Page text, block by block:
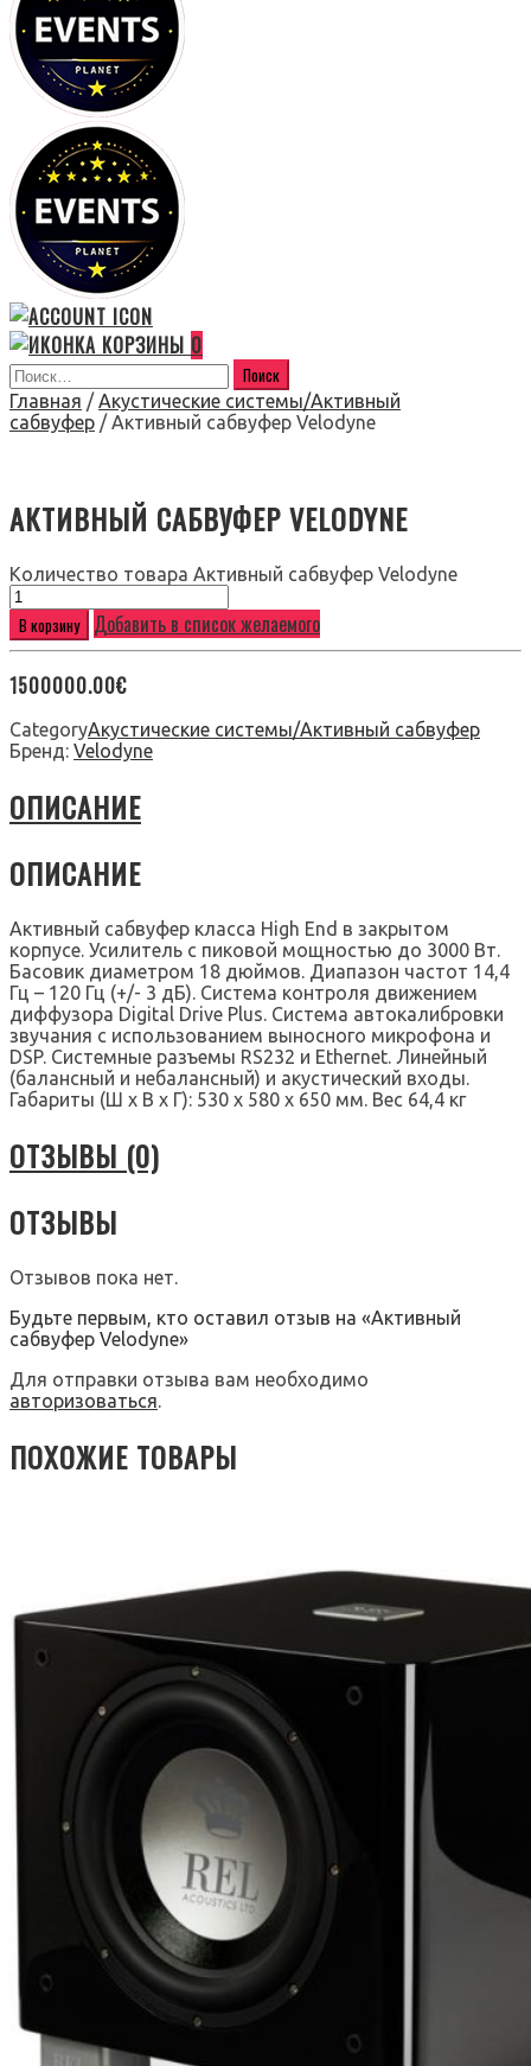
0
Главная / Акустические системы/Активный
сабвуфер / Активный сабвуфер Velodyne
АКТИВНЫЙ САБВУФЕР VELODYNE
Количество товара Активный сабвуфер Velodyne
В корзину Добавить в список желаемого
1500000.00€
CategoryАкустические системы/Активный сабвуфер
Бренд: Velodyne
ОПИСАНИЕ
ОПИСАНИЕ
Активный сабвуфер класса High End в закрытом
корпусе. Усилитель с пиковой мощностью до 3000 Вт.
Басовик диаметром 18 дюймов. Диапазон частот 14,4
Гц – 120 Гц (+/- 3 дБ). Система контроля движением
диффузора Digital Drive Plus. Система автокалибровки
звучания с использованием выносного микрофона и
DSP. Системные разъемы RS232 и Ethernet. Линейный
(балансный и небалансный) и акустический входы.
Габариты (Ш х В х Г): 530 х 580 х 650 мм. Вес 64,4 кг
ОТЗЫВЫ (0)
ОТЗЫВЫ
Отзывов пока нет.
Будьте первым, кто оставил отзыв на «Активный
сабвуфер Velodyne»
Для отправки отзыва вам необходимо
авторизоваться.
ПОХОЖИЕ ТОВАРЫ